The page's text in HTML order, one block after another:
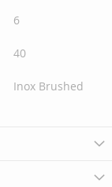
6
40
Inox Brushed